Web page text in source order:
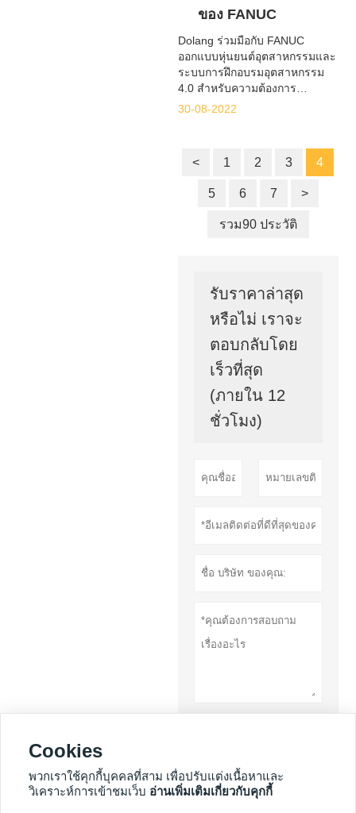
ของ FANUC
Dolang ร่วมมือกับ FANUC
ออกแบบหุ่นยนต์อุตสาหกรรมและ
ระบบการฝึกอบรมอุตสาหกรรม
4.0 สำหรับความต้องการ
อาชีวศึกษา ในระหว่างความร่วม
30-08-2022
< 1 2 3 4
5 6 7 >
รวม90 ประวัติ
รับราคาล่าสุด
หรือไม่ เราจะ
ตอบกลับโดย
เร็วที่สุด
(ภายใน 12
ชั่วโมง)
นโยบายความ
เป็นส่วนตัว
Cookies
พวกเราใช้คุกกี้บุคคลที่สาม เพื่อปรับแต่งเนื้อหาและ
วิเคราะห์การเข้าชมเว็บ อ่านเพิ่มเติมเกี่ยวกับคุกกี้